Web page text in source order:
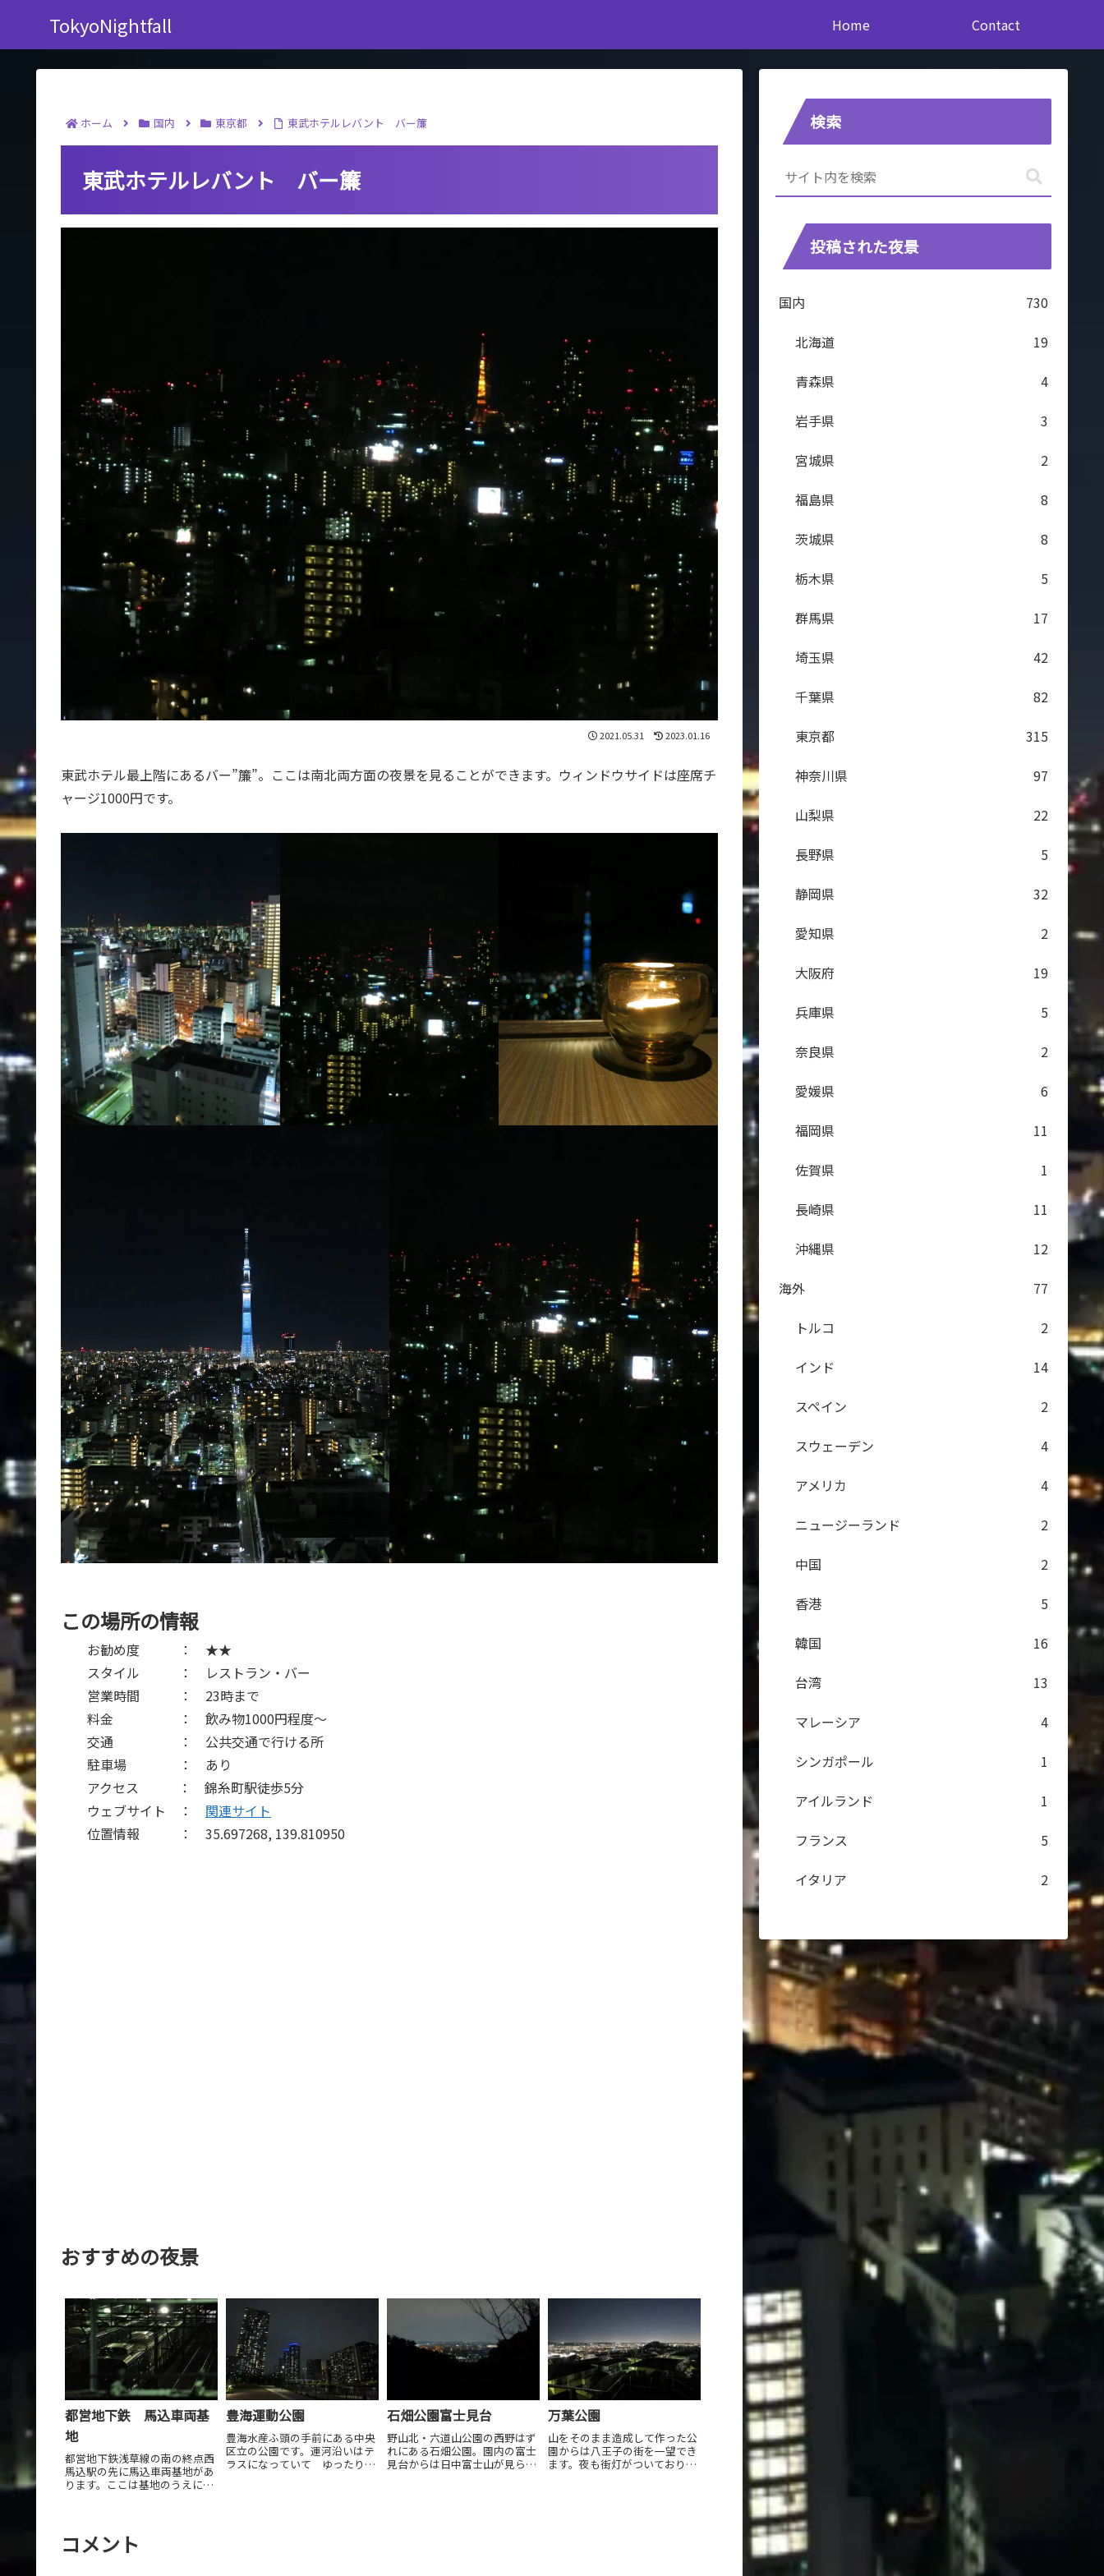
TokyoNightfall Home Contact
ホーム 国内 東京都 東武ホテルレバント バー簾
東武ホテルレバント バー簾
2021.05.31 2023.01.16
東武ホテル最上階にあるバー”簾”。ここは南北両方面の夜景を見ることができます。ウィンドウサイドは座席チ
ャージ1000円です。
この場所の情報
お勧め度 ： ★★
スタイル ： レストラン・バー
営業時間 ： 23時まで
料金 ： 飲み物1000円程度～
交通 ： 公共交通で行ける所
駐車場 ： あり
アクセス ： 錦糸町駅徒歩5分
ウェブサイト ： 関連サイト
位置情報 ： 35.697268, 139.810950
おすすめの夜景
都営地下鉄 馬込車両基
地
都営地下鉄浅草線の南の終点西
馬込駅の先に馬込車両基地があ
ります。ここは基地のうえに歩
豊海運動公園
豊海水産ふ頭の手前にある中央
区立の公園です。運河沿いはテ
ラスになっていて ゆったりと
石畑公園富士見台
野山北・六道山公園の西野はず
れにある石畑公園。園内の富士
見台からは日中富士山が見ら
万葉公園
山をそのまま造成して作った公
園からは八王子の街を一望でき
ます。夜も街灯がついており怖
コメント
検索
投稿された夜景
国内
730
北海道
19
青森県
4
岩手県
3
宮城県
2
福島県
8
茨城県
8
栃木県
5
群馬県
17
埼玉県
42
千葉県
82
東京都
315
神奈川県
97
山梨県
22
長野県
5
静岡県
32
愛知県
2
大阪府
19
兵庫県
5
奈良県
2
愛媛県
6
福岡県
11
佐賀県
1
長崎県
11
沖縄県
12
海外
77
トルコ
2
インド
14
スペイン
2
スウェーデン
4
アメリカ
4
ニュージーランド
2
中国
2
香港
5
韓国
16
台湾
13
マレーシア
4
シンガポール
1
アイルランド
1
フランス
5
イタリア
2